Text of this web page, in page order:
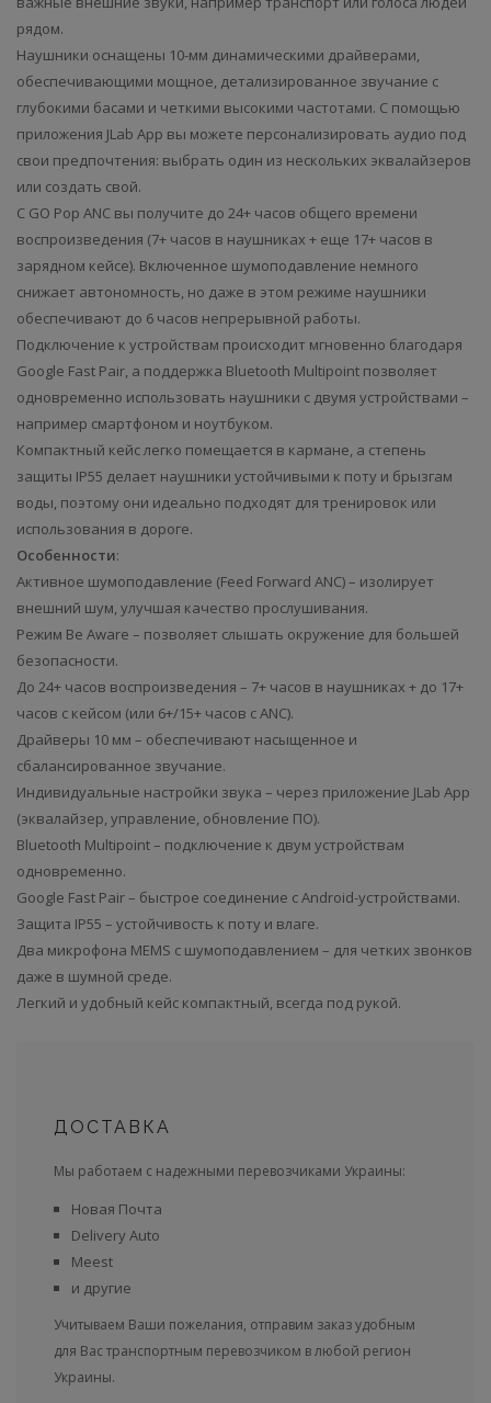
рядом.
Наушники оснащены 10-мм динамическими драйверами,
обеспечивающими мощное, детализированное звучание с
глубокими басами и четкими высокими частотами. С помощью
приложения JLab App вы можете персонализировать аудио под
свои предпочтения: выбрать один из нескольких эквалайзеров
или создать свой.
С GO Pop ANC вы получите до 24+ часов общего времени
воспроизведения (7+ часов в наушниках + еще 17+ часов в
зарядном кейсе). Включенное шумоподавление немного
снижает автономность, но даже в этом режиме наушники
обеспечивают до 6 часов непрерывной работы.
Подключение к устройствам происходит мгновенно благодаря
Google Fast Pair, а поддержка Bluetooth Multipoint позволяет
одновременно использовать наушники с двумя устройствами –
например смартфоном и ноутбуком.
Компактный кейс легко помещается в кармане, а степень
защиты IP55 делает наушники устойчивыми к поту и брызгам
воды, поэтому они идеально подходят для тренировок или
использования в дороге.
Особенности:
Активное шумоподавление (Feed Forward ANC) – изолирует
внешний шум, улучшая качество прослушивания.
Режим Be Aware – позволяет слышать окружение для большей
безопасности.
До 24+ часов воспроизведения – 7+ часов в наушниках + до 17+
часов с кейсом (или 6+/15+ часов с ANC).
Драйверы 10 мм – обеспечивают насыщенное и
сбалансированное звучание.
Индивидуальные настройки звука – через приложение JLab App
(эквалайзер, управление, обновление ПО).
Bluetooth Multipoint – подключение к двум устройствам
одновременно.
Google Fast Pair – быстрое соединение с Android-устройствами.
Защита IP55 – устойчивость к поту и влаге.
Два микрофона MEMS с шумоподавлением – для четких звонков
даже в шумной среде.
Легкий и удобный кейс компактный, всегда под рукой.
ДОСТАВКА
Мы работаем с надежными перевозчиками Украины:
Новая Почта
Delivery Auto
Meest
и другие
Учитываем Ваши пожелания, отправим заказ удобным
для Вас транспортным перевозчиком в любой регион
Украины.